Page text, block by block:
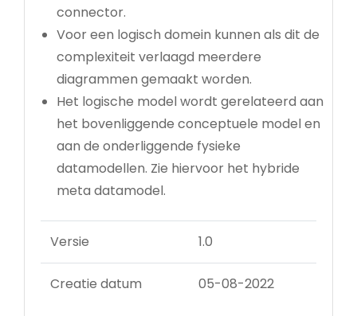
connector.
Voor een logisch domein kunnen als dit de
complexiteit verlaagd meerdere
diagrammen gemaakt worden.
Het logische model wordt gerelateerd aan
het bovenliggende conceptuele model en
aan de onderliggende fysieke
datamodellen. Zie hiervoor het hybride
meta datamodel.
Versie 1.0
Creatie datum 05-08-2022